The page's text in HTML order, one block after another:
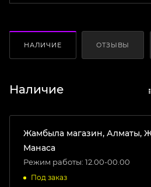
НАЛИЧИЕ ОТЗЫВЫ
Наличие
Жамбыла магазин, Алматы,
Манаса
Режим работы: 12.00-00.00
Под заказ